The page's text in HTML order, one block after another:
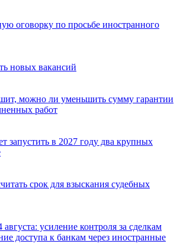
оговорку по просьбе иностранного
новых вакансий
можно ли уменьшить сумму гарантии
работ
запустить в 2027 году два крупных
срок для взыскания судебных
усиление контроля за сделкам
доступа к банкам через иностранные